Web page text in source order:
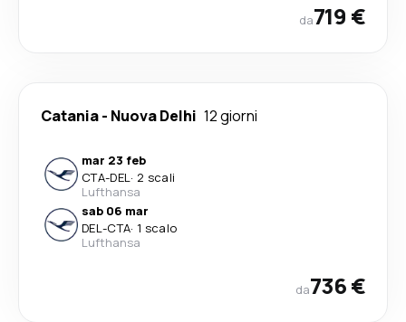
da719 €
Catania- Nuova Delhi 12 giorni
mar 23 feb
CTA-DEL· 2 scali
Lufthansa
sab 06 mar
DEL-CTA· 1 scalo
Lufthansa
da736 €